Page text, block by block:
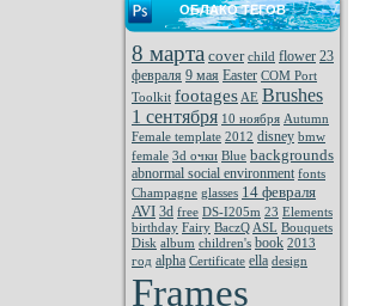
ОБЛАКО ТЕГОВ
8 марта cover child flower 23
февраля 9 мая Easter COM Port
Toolkit footages AE Brushes
1 сентября 10 ноября Autumn
Female template 2012 disney bmw
female 3d очки Blue backgrounds
abnormal social environment fonts
Champagne glasses 14 февраля
AVI 3d free DS-I205m 23 Elements
birthday Fairy BaczQ ASL Bouquets
Disk album children's book 2013
год alpha Certificate ella design
Frames